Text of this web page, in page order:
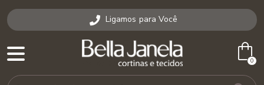
Ligamos para Você
0
shopping_bag